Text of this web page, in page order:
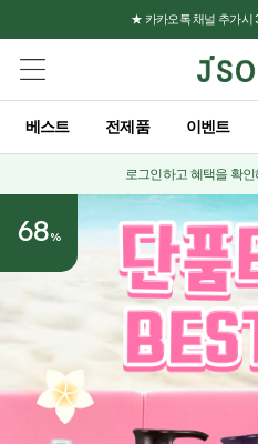
★ 카카오톡 채널 추가
베스트 전제품 이벤트
로그인하고 혜택을 확
68%